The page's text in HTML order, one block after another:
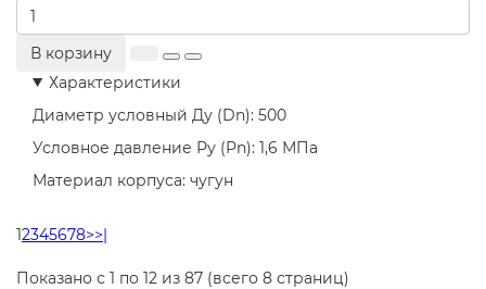
В корзину
Характеристики
Диаметр условный Ду (Dn): 500
Условное давление Ру (Pn): 1,6 МПа
Материал корпуса: чугун
12345678>>|
Показано с 1 по 12 из 87 (всего 8 страниц)